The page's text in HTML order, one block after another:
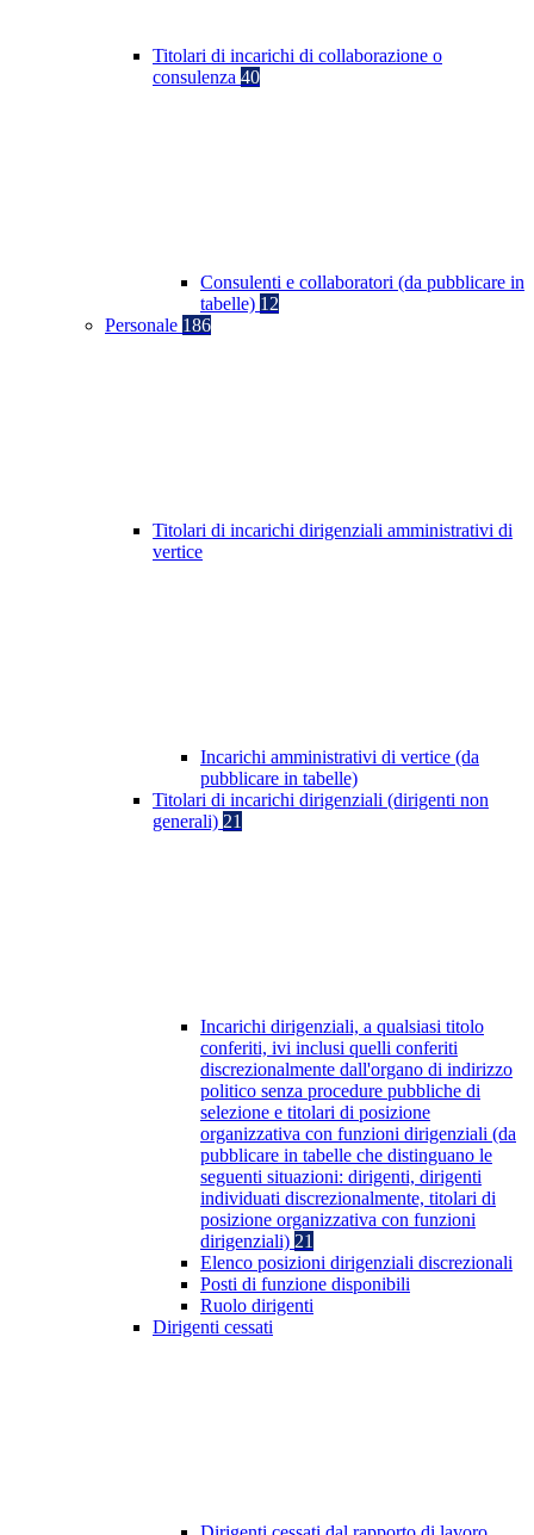
Titolari di incarichi di collaborazione o
consulenza 40
Consulenti e collaboratori (da pubblicare in
tabelle) 12
Personale 186
Titolari di incarichi dirigenziali amministrativi di
vertice
Incarichi amministrativi di vertice (da
pubblicare in tabelle)
Titolari di incarichi dirigenziali (dirigenti non
generali) 21
Incarichi dirigenziali, a qualsiasi titolo
conferiti, ivi inclusi quelli conferiti
discrezionalmente dall'organo di indirizzo
politico senza procedure pubbliche di
selezione e titolari di posizione
organizzativa con funzioni dirigenziali (da
pubblicare in tabelle che distinguano le
seguenti situazioni: dirigenti, dirigenti
individuati discrezionalmente, titolari di
posizione organizzativa con funzioni
dirigenziali) 21
Elenco posizioni dirigenziali discrezionali
Posti di funzione disponibili
Ruolo dirigenti
Dirigenti cessati